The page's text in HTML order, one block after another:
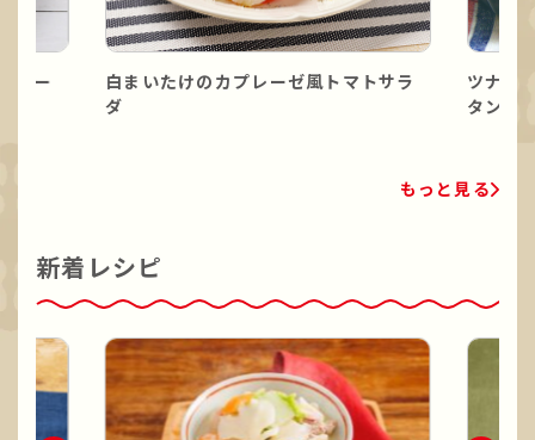
ター
白まいたけのカプレーゼ風トマトサラ
ダ
ツナと
タン
もっと見る
新着レシピ